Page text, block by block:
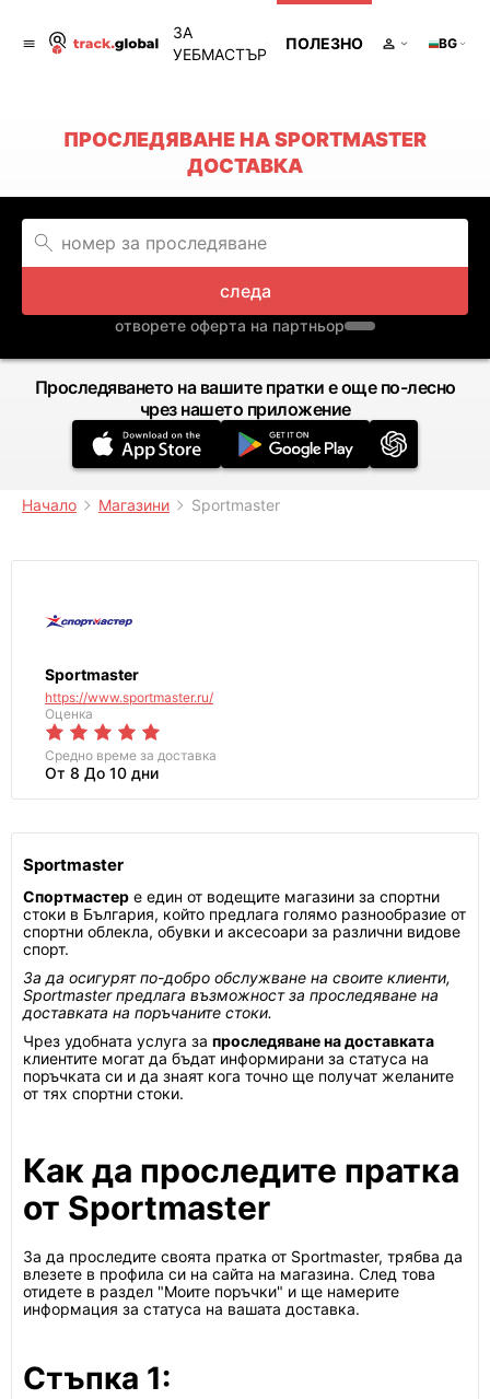
ЗА
УЕБМАСТЪР
ПОЛЕЗНО BG
ПРОСЛЕДЯВАНЕ НА SPORTMASTER
ДОСТАВКА
следа
отворете оферта на партньор
Проследяването на вашите пратки е още по-лесно
чрез нашето приложение
Начало Магазини Sportmaster
Sportmaster
https://www.sportmaster.ru/
Оценка
Средно време за доставка
От 8 До 10 дни
Sportmaster
Спортмастер е един от водещите магазини за спортни
стоки в България, който предлага голямо разнообразие от
спортни облекла, обувки и аксесоари за различни видове
спорт.
За да осигурят по-добро обслужване на своите клиенти,
Sportmaster предлага възможност за проследяване на
доставката на поръчаните стоки.
Чрез удобната услуга за проследяване на доставката
клиентите могат да бъдат информирани за статуса на
поръчката си и да знаят кога точно ще получат желаните
от тях спортни стоки.
Как да проследите пратка
от Sportmaster
За да проследите своята пратка от Sportmaster, трябва да
влезете в профила си на сайта на магазина. След това
отидете в раздел "Моите поръчки" и ще намерите
информация за статуса на вашата доставка.
Стъпка 1: